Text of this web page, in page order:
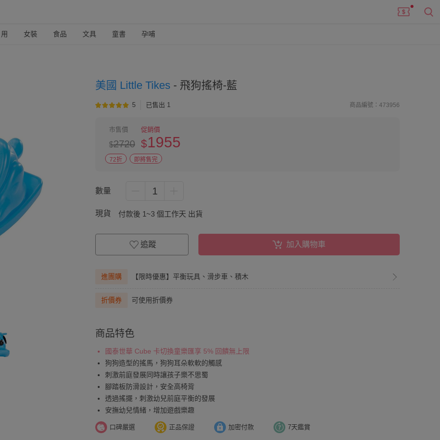
女裝 食品 文具 童書 孕哺
美國 Little Tikes - 飛狗搖椅-藍
5 已售出 1 商品編號：473956
市售價
$2720
促銷價
$1955
72折 即將售完
數量 1
現貨 付款後 1~3 個工作天 出貨
追蹤 加入購物車
進團購 【限時優惠】平衡玩具、滑步車、積木
折價券 可使用折價券
商品特色
國泰世華 Cube 卡切換童樂匯享 5% 回饋無上限
狗狗造型的搖馬，狗狗耳朵軟軟的觸感
刺激前庭發展同時讓孩子樂不思蜀
腳踏板防滑設計，安全高椅背
透過搖擺，刺激幼兒前庭平衡的發展
安撫幼兒情緒，增加遊戲樂趣
口碑嚴選 正品保證 加密付款 7天鑑賞